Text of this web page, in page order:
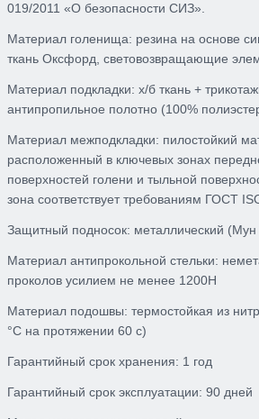
019/2011 «О безопасности СИЗ».
Материал голенища: резина на основе
ткань Оксфорд, световозвращающие
Материал подкладки: х/б ткань +
антипропильное полотно (100%
Материал межподкладки: пилостойкий
расположенный в ключевых зонах
поверхностей голени и тыльной
зона соответствует требованиям ГОСТ
Защитный подносок: металлический (Мун
Материал антипрокольной стельки:
проколов усилием не менее 1200Н
Материал подошвы: термостойкая из
°C на протяжении 60 с)
Гарантийный срок хранения: 1 год
Гарантийный срок эксплуатации: 90 дней